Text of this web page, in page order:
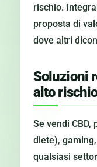
rischio.
proposta di
dove altri
Soluzioni
alto
Se vendi
diete),
qualsiasi